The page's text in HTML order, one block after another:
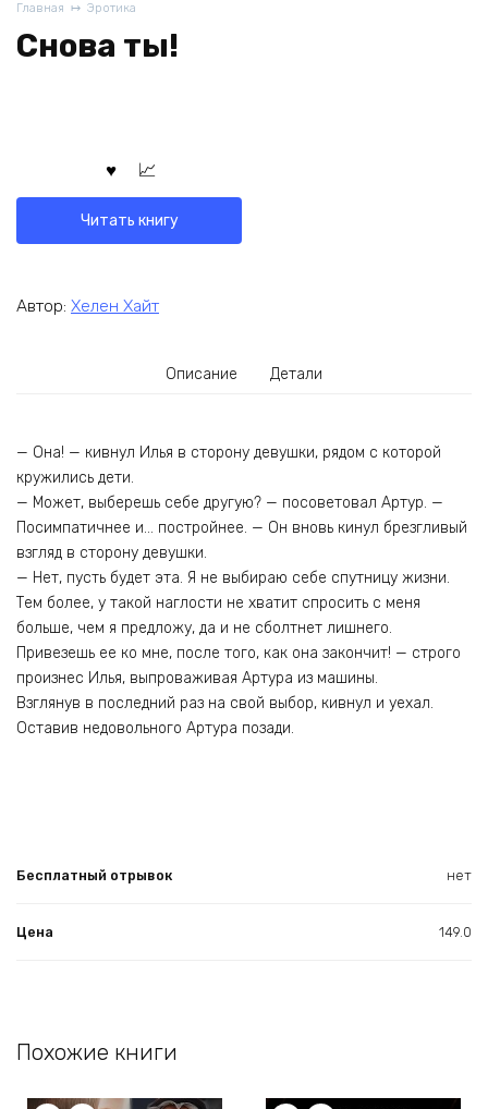
Главная Эротика
Снова ты!
Читать книгу
Автор: Хелен Хайт
Описание Детали
— Она! — кивнул Илья в сторону девушки, рядом с которой
кружились дети.
— Может, выберешь себе другую? — посоветовал Артур. —
Посимпатичнее и… постройнее. — Он вновь кинул брезгливый
взгляд в сторону девушки.
— Нет, пусть будет эта. Я не выбираю себе спутницу жизни.
Тем более, у такой наглости не хватит спросить с меня
больше, чем я предложу, да и не сболтнет лишнего.
Привезешь ее ко мне, после того, как она закончит! — строго
произнес Илья, выпроваживая Артура из машины.
Взглянув в последний раз на свой выбор, кивнул и уехал.
Оставив недовольного Артура позади.
Бесплатный отрывок нет
Цена 149.0
Похожие книги